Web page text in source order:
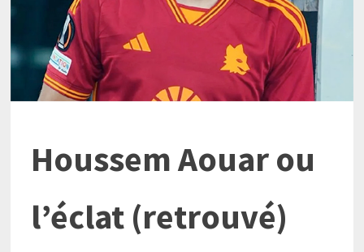
Houssem Aouar ou
l’éclat (retrouvé)